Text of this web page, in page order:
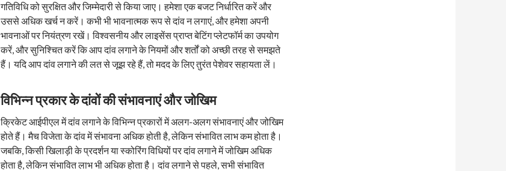
गतिविधि को सुरक्षित और जिम्मेदारी से किया जाए। हमेशा एक बजट निर्धारित करें और
उससे अधिक खर्च न करें। कभी भी भावनात्मक रूप से दांव न लगाएं, और हमेशा अपनी
भावनाओं पर नियंत्रण रखें। विश्वसनीय और लाइसेंस प्राप्त बेटिंग प्लेटफॉर्म का उपयोग
करें, और सुनिश्चित करें कि आप दांव लगाने के नियमों और शर्तों को अच्छी तरह से समझते
हैं। यदि आप दांव लगाने की लत से जूझ रहे हैं, तो मदद के लिए तुरंत पेशेवर सहायता लें।
विभिन्न प्रकार के दांवों की संभावनाएं और जोखिम
क्रिकेट आईपीएल में दांव लगाने के विभिन्न प्रकारों में अलग-अलग संभावनाएं और जोखिम
होते हैं। मैच विजेता के दांव में संभावना अधिक होती है, लेकिन संभावित लाभ कम होता है।
जबकि, किसी खिलाड़ी के प्रदर्शन या स्कोरिंग विधियों पर दांव लगाने में जोखिम अधिक
होता है, लेकिन संभावित लाभ भी अधिक होता है। दांव लगाने से पहले, सभी संभावित